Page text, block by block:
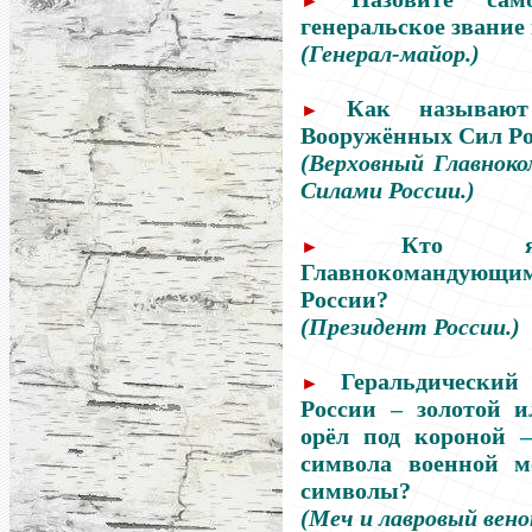
генеральское
(Генерал-майор.)
►
Как
Вооружённых Сил
(Верховный
Силами России.)
►
Кто
России?
(Президент России.)
►
России–золотой
орёл под короной–
символа военной
символы?
(Меч и лавровый